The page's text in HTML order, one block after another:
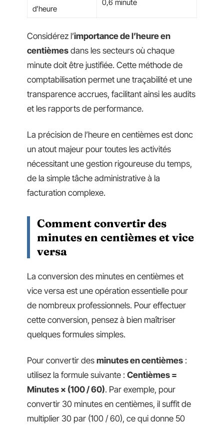
d’heure
0,6 minute
Considérez l’importance de l’heure en
centièmes dans les secteurs où chaque
minute doit être justifiée. Cette méthode de
comptabilisation permet une traçabilité et une
transparence accrues, facilitant ainsi les audits
et les rapports de performance.
La précision de l’heure en centièmes est donc
un atout majeur pour toutes les activités
nécessitant une gestion rigoureuse du temps,
de la simple tâche administrative à la
facturation complexe.
Comment convertir des
minutes en centièmes et vice
versa
La conversion des minutes en centièmes et
vice versa est une opération essentielle pour
de nombreux professionnels. Pour effectuer
cette conversion, pensez à bien maîtriser
quelques formules simples.
Pour convertir des minutes en centièmes :
utilisez la formule suivante : Centièmes =
Minutes × (100 / 60). Par exemple, pour
convertir 30 minutes en centièmes, il suffit de
multiplier 30 par (100 / 60), ce qui donne 50